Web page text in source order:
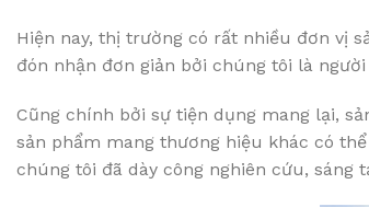
Hiện nay, thị trường có rất nhiều đơn vị
đón nhận đơn giản bởi chúng tôi là
Cũng chính bởi sự tiện dụng mang lại,
sản phẩm mang thương hiệu khác có
chúng tôi đã dày công nghiên cứu, sáng